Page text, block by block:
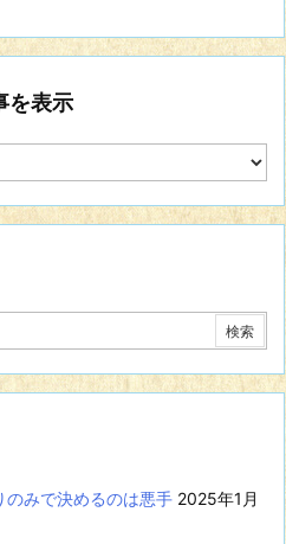
を表示
のみで決めるのは悪手 2025年1月